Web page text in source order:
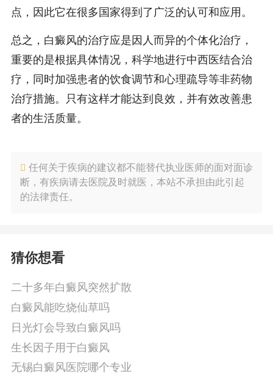
点，因此它在很多国家得到了广泛的认可和应用。
总之，白癜风的治疗应是因人而异的个体化治疗，
重要的是根据具体情况，科学地进行中西医结合治
疗，同时加强患者的饮食调节和心理疏导等非药物
治疗措施。只有这样才能达到良效，并有效改善患
者的生活质量。
任何关于疾病的建议都不能替代执业医师的面对面诊
断，有疾病请去医院及时就医，本站不承担由此引起
的法律责任。
猜你想看
二十多年白癜风突然扩散
白癜风能吃烧仙草吗
日光灯会导致白癜风吗
生长因子用于白癜风
无锡白癜风医院哪个专业